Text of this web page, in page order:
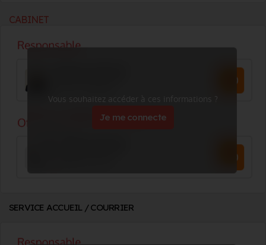
CABINET
Vous souhaitez accéder à ces informations ?
Je me connecte
SERVICE ACCUEIL / COURRIER